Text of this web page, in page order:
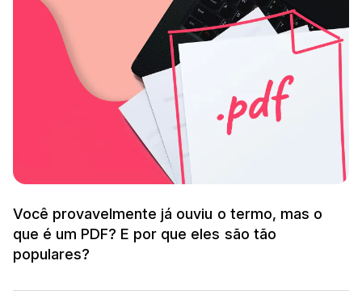
Você provavelmente já ouviu o termo, mas o
que é um PDF? E por que eles são tão
populares?